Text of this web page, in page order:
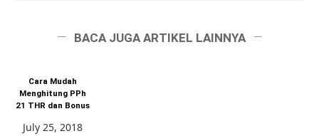
BACA JUGA ARTIKEL LAINNYA
Cara Mudah
Menghitung PPh
21 THR dan Bonus
July 25, 2018